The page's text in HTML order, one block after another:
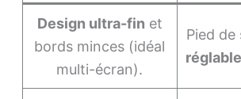
Design ultra-fin et
bords minces (idéal
multi-écran).
Pied